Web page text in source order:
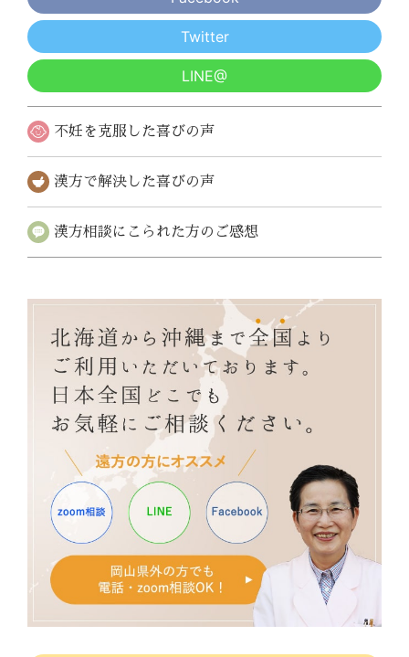
Twitter
LINE@
不妊を克服した喜びの声
漢方で解決した喜びの声
漢方相談にこられた方のご感想